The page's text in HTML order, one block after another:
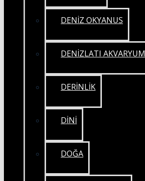
DENİZ OKYANUS
DENİZLATI AKVARYUM
DERİNLİK
DİNİ
DOĞA